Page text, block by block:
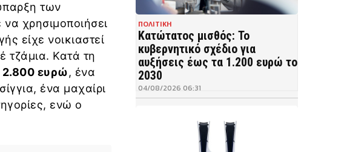
των
χρησιμοποιήσει
είχε νοικιαστεί
τζάμια. Κατά τη
2.800 ευρώ, ένα
ένα μαχαίρι
ενώ ο
ΠΟΛΙΤΙΚΗ
Κατώτατος μισθός: Το
κυβερνητικό σχέδιο για
αυξήσεις έως τα 1.200 ευρώ το
2030
04/08/2026 06:31